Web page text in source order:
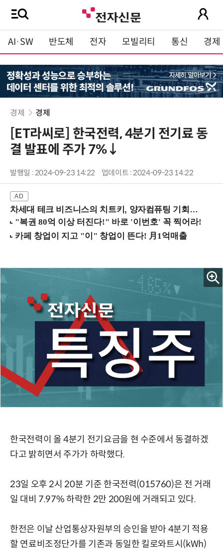
AI·SW 반도체 전자 모빌리티 통신 경제
경제 경제
[ET라씨로] 한국전력, 4분기 전기료 동
결 발표에 주가 7%↓
발행일 : 2024-09-23 14:22 업데이트 : 2024-09-23 14:22
차세대 테크 비즈니스의 치트키, 양자컴퓨팅 기회를 선점하라! (8/28 강남역)
한국전력이 올 4분기 전기요금을 현 수준에서 동결하겠
다고 밝히면서 주가가 하락했다.
23일 오후 2시 20분 기준 한국전력(015760)은 전 거래
일 대비 7.97% 하락한 2만 200원에 거래되고 있다.
한전은 이날 산업통상자원부의 승인을 받아 4분기 적용
할 연료비조정단가를 기존과 동일한 킬로와트시(kWh)